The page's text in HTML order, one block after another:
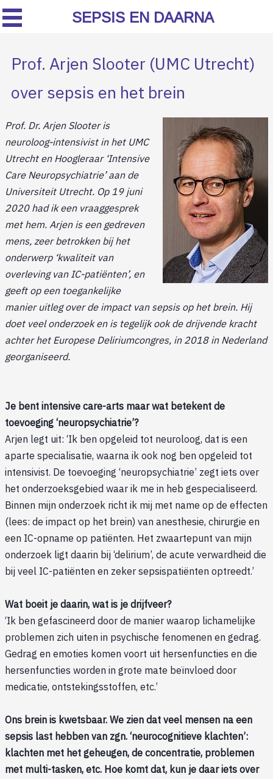
Prof. Arjen Slooter (UMC Utrecht)
over sepsis en het brein
Prof. Dr. Arjen Slooter is
neuroloog-intensivist in het UMC
Utrecht en Hoogleraar ‘Intensive
Care Neuropsychiatrie’ aan de
Universiteit Utrecht. Op 19 juni
2020 had ik een vraaggesprek
met hem. Arjen is een gedreven
mens, zeer betrokken bij het
onderwerp ‘kwaliteit van
overleving van IC-patiënten’, en
geeft op een toegankelijke
manier uitleg over de impact van sepsis op het brein. Hij
doet veel onderzoek en is tegelijk ook de drijvende kracht
achter het Europese Deliriumcongres, in 2018 in Nederland
georganiseerd.
Je bent intensive care-arts maar wat betekent de
toevoeging ‘neuropsychiatrie’?
Arjen legt uit: ‘Ik ben opgeleid tot neuroloog, dat is een
aparte specialisatie, waarna ik ook nog ben opgeleid tot
intensivist. De toevoeging ‘neuropsychiatrie’ zegt iets over
het onderzoeksgebied waar ik me in heb gespecialiseerd.
Binnen mijn onderzoek richt ik mij met name op de effecten
(lees: de impact op het brein) van anesthesie, chirurgie en
een IC-opname op patiënten. Het zwaartepunt van mijn
onderzoek ligt daarin bij ‘delirium’, de acute verwardheid die
bij veel IC-patiënten en zeker sepsispatiënten optreedt.’
Wat boeit je daarin, wat is je drijfveer?
‘Ik ben gefascineerd door de manier waarop lichamelijke
problemen zich uiten in psychische fenomenen en gedrag.
Gedrag en emoties komen voort uit hersenfuncties en die
hersenfuncties worden in grote mate beïnvloed door
medicatie, ontstekingsstoffen, etc.’
Ons brein is kwetsbaar. We zien dat veel mensen na een
sepsis last hebben van zgn. ‘neurocognitieve klachten’:
klachten met het geheugen, de concentratie, problemen
met multi-tasken, etc. Hoe komt dat, kun je daar iets over
SEPSIS EN DAARNA